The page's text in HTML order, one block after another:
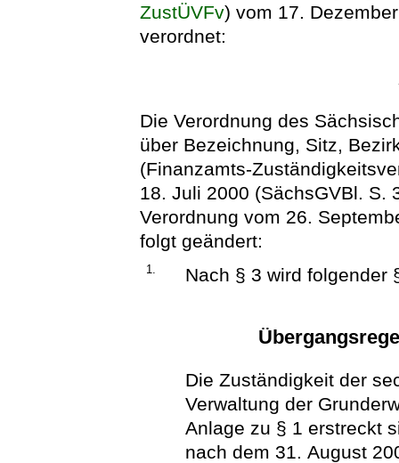
ZustÜVFv) vom 17.
verordnet:
Die Verordnung des
über Bezeichnung, Sitz,
(Finanzamts-
18. Juli 2000 (SächsGVBl. S.
Verordnung vom 26.
folgt geändert:
1. Nach § 3 wird folgender
Die Zuständigkeit der
Verwaltung der
Anlage zu § 1 erstreckt
nach dem 31. August